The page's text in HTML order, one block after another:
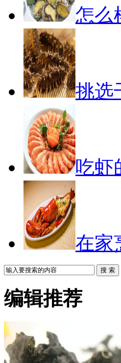
怎么
挑选
吃虾
在家
搜 索
编辑推荐